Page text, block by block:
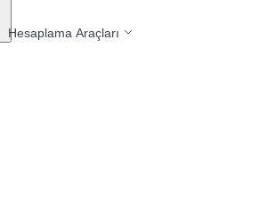
Hesaplama Araçları